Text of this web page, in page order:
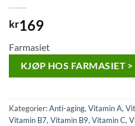
kr169
Farmasiet
KJØP HOS FARMASIET >
Kategorier:Anti-aging,Vitamin A,
Vitamin B7,Vitamin B9,Vitamin C,